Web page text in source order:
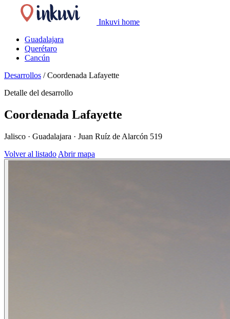
Inkuvi home
Guadalajara
Querétaro
Cancún
Desarrollos / Coordenada Lafayette
Detalle del desarrollo
Coordenada Lafayette
Jalisco · Guadalajara · Juan Ruíz de Alarcón 519
Volver al listado Abrir mapa